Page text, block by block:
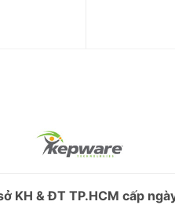
KH & ĐT TP.HCM cấp